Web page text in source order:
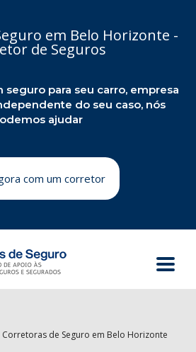
em Belo Horizonte -
de Seguros
seguro para seu carro, empresa
do seu caso, nós
ajudar
com um corretor
Corretoras de Seguro em Belo Horizonte